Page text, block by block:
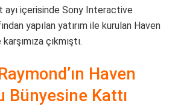
ayı içerisinde Sony Interactive
yapılan yatırım ile kurulan Haven
çıkmıştı.
Haven
Bünyesine Kattı